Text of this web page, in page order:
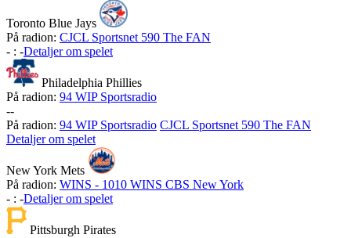
Toronto Blue Jays
På radion: CJCL Sportsnet 590 The FAN
- : -Detaljer om spelet
Philadelphia Phillies
På radion: 94 WIP Sportsradio
--
På radion: 94 WIP Sportsradio CJCL Sportsnet 590 The FAN
Detaljer om spelet
New York Mets
På radion: WINS - 1010 WINS CBS New York
- : -Detaljer om spelet
Pittsburgh Pirates